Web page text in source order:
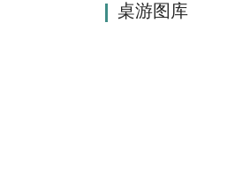
桌游图库